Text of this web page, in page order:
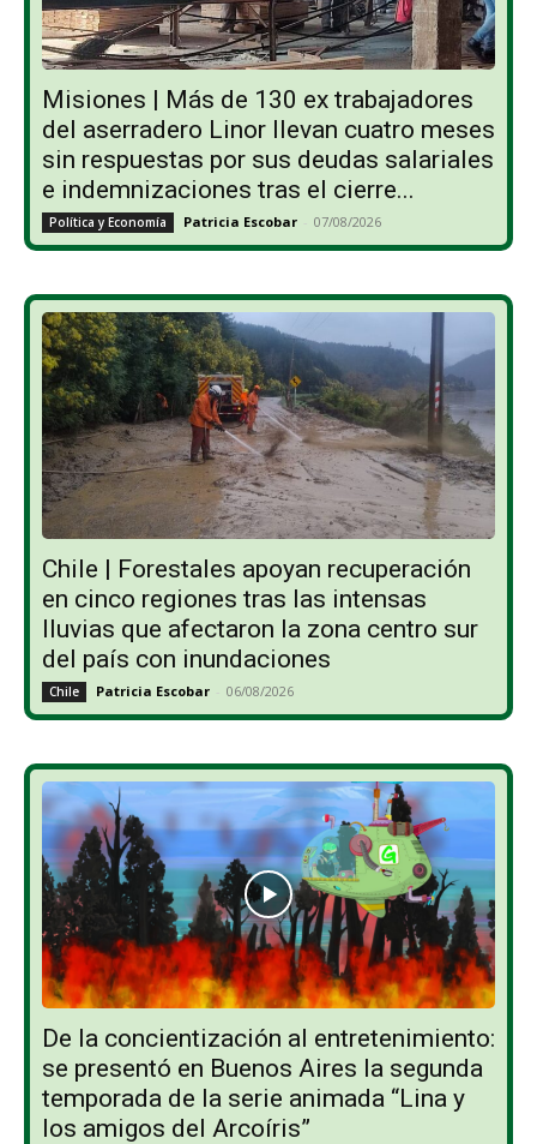
Misiones | Más de 130 ex trabajadores
del aserradero Linor llevan cuatro meses
sin respuestas por sus deudas salariales
e indemnizaciones tras el cierre...
Política y Economía Patricia Escobar - 07/08/2026
Chile | Forestales apoyan recuperación
en cinco regiones tras las intensas
lluvias que afectaron la zona centro sur
del país con inundaciones
Chile Patricia Escobar - 06/08/2026
De la concientización al entretenimiento:
se presentó en Buenos Aires la segunda
temporada de la serie animada “Lina y
los amigos del Arcoíris”